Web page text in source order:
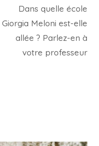
Dans quelle école
Giorgia Meloni est-elle
allée ? Parlez-en à
votre professeur